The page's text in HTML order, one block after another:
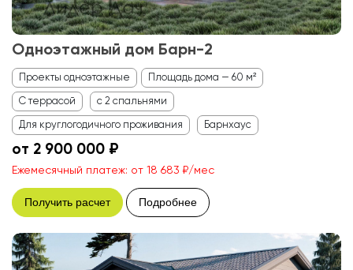
Одноэтажный дом Барн-2
Проекты одноэтажные Площадь дома — 60 м²
С террасой с 2 спальнями
Для круглогодичного проживания Барнхаус
от 2 900 000 ₽
Ежемесячный платеж: от 18 683 ₽/мес
Получить расчет Подробнее